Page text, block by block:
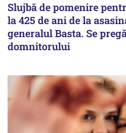
Slujbă de pomenire
la 425 de ani de la
generalul Basta. Se
domnitorului